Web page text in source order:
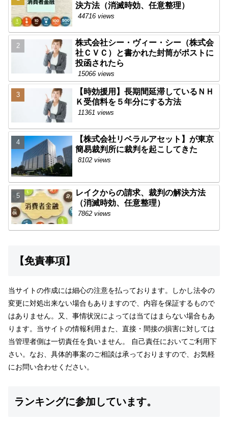
決方法（消滅時効、任意整理）
44716 views
株式会社シー・ヴィー・シー（株式会
社ＣＶＣ）と書かれた封筒がポストに
投函されたら
15066 views
【時効援用】長期間延滞しているＮＨ
Ｋ受信料を５年分にする方法
11361 views
【株式会社リベラルアセット】が東京
簡易裁判所に裁判を起こしてきた
8102 views
レイクからの請求、裁判の解決方法
（消滅時効、任意整理）
7862 views
【免責事項】
当サイトの作成には細心の注意を払っております。しかし法令の
変更に対処出来ない場合もありますので、内容を保証するもので
はありません。又、事情状況によっては当てはまらない場合もあ
ります。当サイトの情報利用また、直接・間接の損害に対しては
当管理者側は一切責任を負いません。 自己責任においてご利用下
さい。なお、具体的事案のご相談は承っておりますので、お気軽
にお問い合わせください。
ランキングに参加しています。